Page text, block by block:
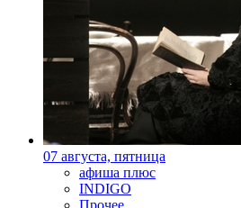
07 августа, пятница
афиша плюс
INDIGO
Прочее